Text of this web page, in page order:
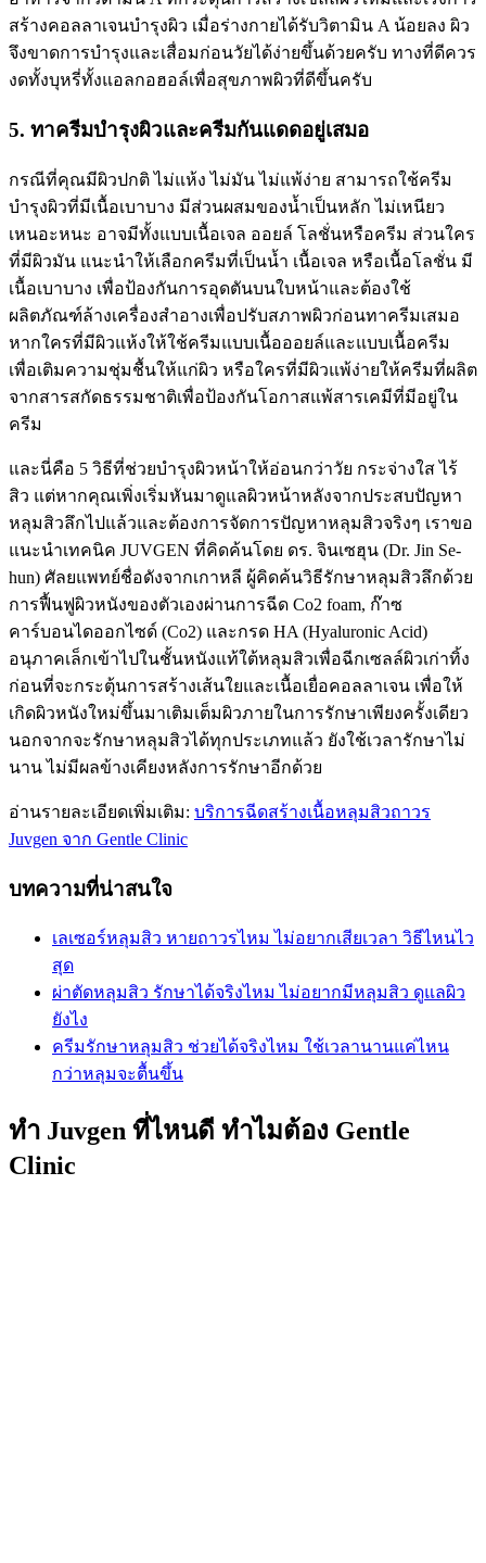
สร้างคอลลาเจนบำรุงผิว เมื่อร่างกายได้รับวิตามิน A น้อยลง ผิว
จึงขาดการบำรุงและเสื่อมก่อนวัยได้ง่ายขึ้นด้วยครับ ทางที่ดีควร
งดทั้งบุหรี่ทั้งแอลกอฮอล์เพื่อสุขภาพผิวที่ดีขึ้นครับ
5. ทาครีมบำรุงผิวและครีมกันแดดอยู่เสมอ
กรณีที่คุณมีผิวปกติ ไม่แห้ง ไม่มัน ไม่แพ้ง่าย สามารถใช้ครีม
บำรุงผิวที่มีเนื้อเบาบาง มีส่วนผสมของน้ำเป็นหลัก ไม่เหนียว
เหนอะหนะ อาจมีทั้งแบบเนื้อเจล ออยล์ โลชั่นหรือครีม ส่วนใคร
ที่มีผิวมัน แนะนำให้เลือกครีมที่เป็นน้ำ เนื้อเจล หรือเนื้อโลชั่น มี
เนื้อเบาบาง เพื่อป้องกันการอุดตันบนใบหน้าและต้องใช้
ผลิตภัณฑ์ล้างเครื่องสำอางเพื่อปรับสภาพผิวก่อนทาครีมเสมอ
หากใครที่มีผิวแห้งให้ใช้ครีมแบบเนื้อออยล์และแบบเนื้อครีม
เพื่อเติมความชุ่มชื้นให้แก่ผิว หรือใครที่มีผิวแพ้ง่ายให้ครีมที่ผลิต
จากสารสกัดธรรมชาติเพื่อป้องกันโอกาสแพ้สารเคมีที่มีอยู่ใน
ครีม
และนี่คือ 5 วิธีที่ช่วยบำรุงผิวหน้าให้อ่อนกว่าวัย กระจ่างใส ไร้
สิว แต่หากคุณเพิ่งเริ่มหันมาดูแลผิวหน้าหลังจากประสบปัญหา
หลุมสิวลึกไปแล้วและต้องการจัดการปัญหาหลุมสิวจริงๆ เราขอ
แนะนำเทคนิค JUVGEN ที่คิดค้นโดย ดร. จินเซฮุน (Dr. Jin Se-
hun) ศัลยแพทย์ชื่อดังจากเกาหลี ผู้คิดค้นวิธีรักษาหลุมสิวลึกด้วย
การฟื้นฟูผิวหนังของตัวเองผ่านการฉีด Co2 foam, ก๊าซ
คาร์บอนไดออกไซด์ (Co2) และกรด HA (Hyaluronic Acid)
อนุภาคเล็กเข้าไปในชั้นหนังแท้ใต้หลุมสิวเพื่อฉีกเซลล์ผิวเก่าทิ้ง
ก่อนที่จะกระตุ้นการสร้างเส้นใยและเนื้อเยื่อคอลลาเจน เพื่อให้
เกิดผิวหนังใหม่ขึ้นมาเติมเต็มผิวภายในการรักษาเพียงครั้งเดียว
นอกจากจะรักษาหลุมสิวได้ทุกประเภทแล้ว ยังใช้เวลารักษาไม่
นาน ไม่มีผลข้างเคียงหลังการรักษาอีกด้วย
อ่านรายละเอียดเพิ่มเติม: บริการฉีดสร้างเนื้อหลุมสิวถาวร
Juvgen จาก Gentle Clinic
บทความที่น่าสนใจ
เลเซอร์หลุมสิว หายถาวรไหม ไม่อยากเสียเวลา วิธีไหนไว
สุด
ผ่าตัดหลุมสิว รักษาได้จริงไหม ไม่อยากมีหลุมสิว ดูแลผิว
ยังไง
ครีมรักษาหลุมสิว ช่วยได้จริงไหม ใช้เวลานานแค่ไหน
กว่าหลุมจะตื้นขึ้น
ทำ Juvgen ที่ไหนดี ทำไมต้อง Gentle
Clinic